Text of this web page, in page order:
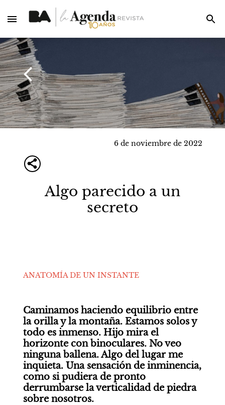
6 de noviembre de 2022
Algo parecido a un
secreto
ANATOMÍA DE UN INSTANTE
Caminamos haciendo equilibrio entre
la orilla y la montaña. Estamos solos y
todo es inmenso. Hijo mira el
horizonte con binoculares. No veo
ninguna ballena. Algo del lugar me
inquieta. Una sensación de inminencia,
como si pudiera de pronto
derrumbarse la verticalidad de piedra
sobre nosotros.